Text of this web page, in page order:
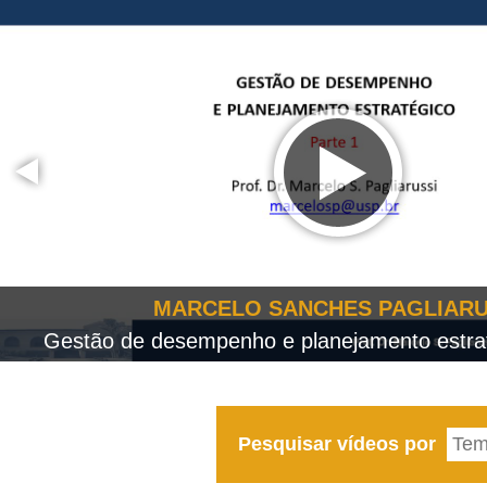
MARCELO SANCHES
Gestão de desempenho e planejamento
Pesquisar vídeos por